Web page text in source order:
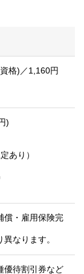
格)／1,160円
)
あり）
償・雇用保険完
なります。
優待割引券など